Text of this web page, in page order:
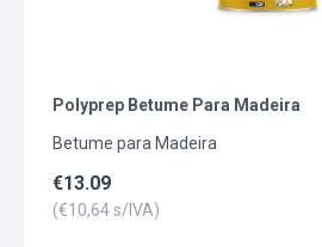
Polyprep Betume Para Madeira
Betume para Madeira
€13.09
(€10,64s/IVA)